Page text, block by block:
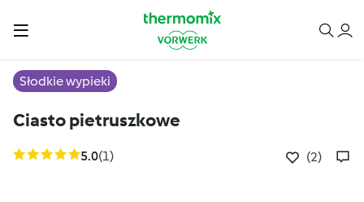
Słodkie wypieki
Ciasto pietruszkowe
5.0(1) (2)